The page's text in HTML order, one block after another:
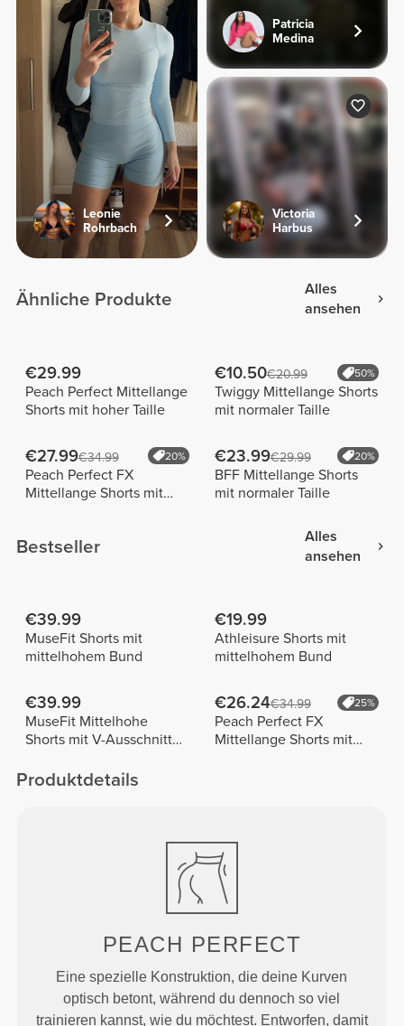
Leonie
Rohrbach
Patricia
Medina
Victoria
Harbus
Ähnliche Produkte
Alles
ansehen
€29.99
Peach Perfect Mittellange
Shorts mit hoher Taille
€10.50€20.99 50%
Twiggy Mittellange Shorts
mit normaler Taille
€27.99€34.99 20%
Peach Perfect FX
Mittellange Shorts mit
€23.99€29.99 20%
BFF Mittellange Shorts
mit normaler Taille
Bestseller
Alles
ansehen
€39.99
MuseFit Shorts mit
mittelhohem Bund
€19.99
Athleisure Shorts mit
mittelhohem Bund
€39.99
MuseFit Mittelhohe
Shorts mit V-Ausschnitt
€26.24€34.99 25%
Peach Perfect FX
Mittellange Shorts mit
Produktdetails
PEACH PERFECT
Eine spezielle Konstruktion, die deine Kurven
optisch betont, während du dennoch so viel
trainieren kannst, wie du möchtest. Entworfen, damit